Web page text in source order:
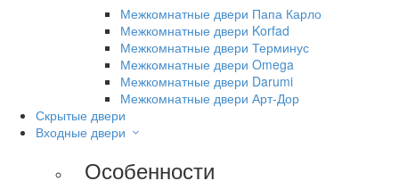
Межкомнатные двери Папа Карло
Межкомнатные двери Korfad
Межкомнатные двери Терминус
Межкомнатные двери Omega
Межкомнатные двери Darumi
Межкомнатные двери Арт-Дор
Скрытые двери
Входные двери
Особенности